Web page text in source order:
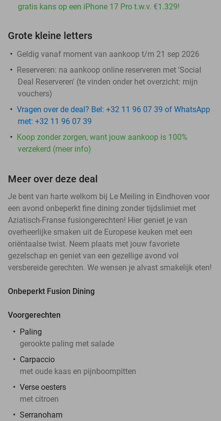
gratis kans op een iPhone 17 Pro t.w.v. €1.329!
Grote kleine letters
Geldig vanaf moment van aankoop t/m 21 sep 2026
Reserveren: na aankoop online reserveren met 'Social
Deal Reserveren' (te vinden onder het overzicht: mijn
vouchers)
Vragen over de deal? Bel: +32 11 96 07 39 of WhatsApp
met: +32 11 96 07 39
Koop zonder zorgen, want jouw aankoop is 100%
verzekerd (meer info)
Meer over deze deal
Je bent van harte welkom bij Le Meiling in Eindhoven voor
een avond onbeperkt fine dining zonder tijdslimiet met
Aziatisch-Franse fusiongerechten! Hier geniet je van
overheerlijke smaken uit de Europese keuken met een
oriëntaalse twist. Neem plaats met jouw favoriete
gezelschap en geniet van een gezellige avond vol
versbereide gerechten. We wensen je alvast smakelijk eten!
Onbeperkt Fusion Dining
Voorgerechten
Paling
gerookte paling met salade
Carpaccio
met oude kaas en pijnboompitten
Verse oesters
met citroen
Serranoham